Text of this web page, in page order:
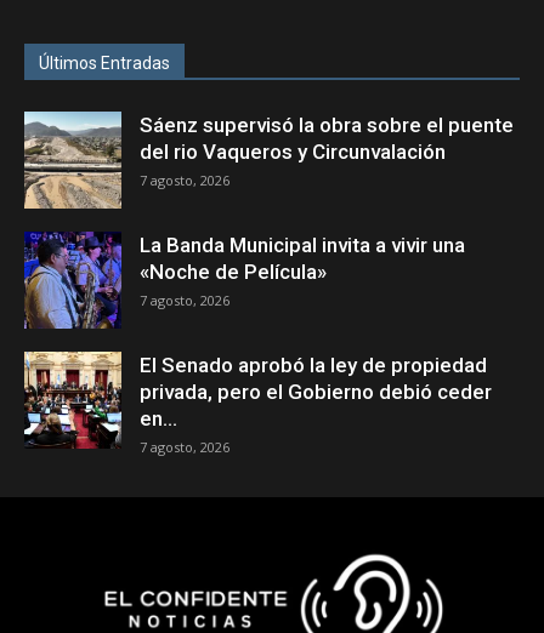
Últimos Entradas
Sáenz supervisó la obra sobre el puente
del rio Vaqueros y Circunvalación
7 agosto, 2026
La Banda Municipal invita a vivir una
«Noche de Película»
7 agosto, 2026
El Senado aprobó la ley de propiedad
privada, pero el Gobierno debió ceder
en...
7 agosto, 2026